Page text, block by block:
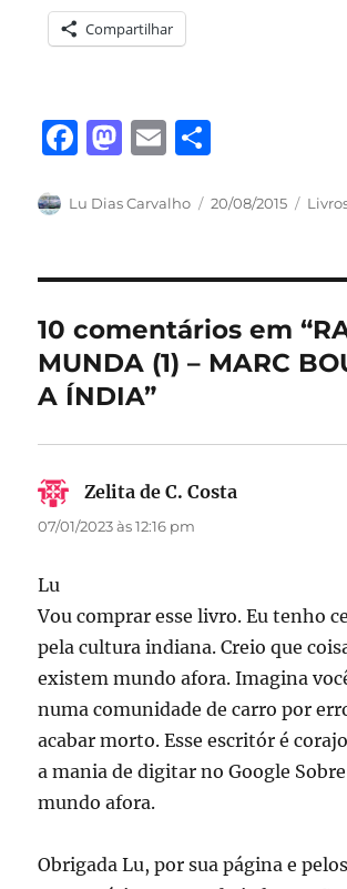
Compartilhar
F
c
b
o
o
k
M
st
d
o
n
E
ai a
Autor
Lu Dias Carvalho
Publicado
20/08/2015
10 comentários em
MUNDA (1) – MARC
A ÍNDIA”
Zelita de C. Costa
07/01/2023 às 12:16 pm
Lu
Vou comprar esse livro. Eu tenho
pela cultura indiana. Creio que
existem mundo afora. Imagina
numa comunidade de carro por
acabar morto. Esse escritór é
a mania de digitar no Google Sobre
mundo afora.
Obrigada Lu, por sua página e pelos